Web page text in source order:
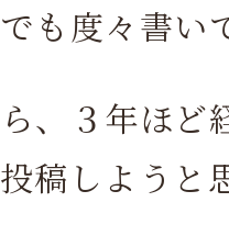
も度々書い
、３年ほど
稿しようと